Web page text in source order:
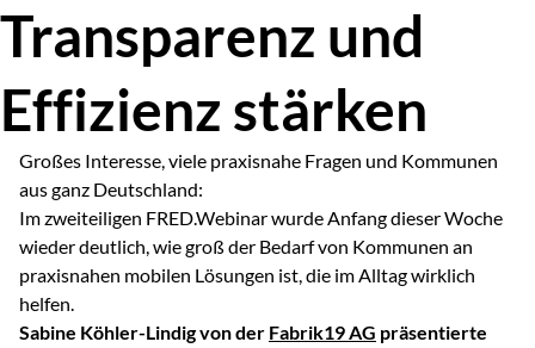
Transparenz und
Effizienz stärken
Großes Interesse, viele praxisnahe Fragen und Kommunen
aus ganz Deutschland:
Im zweiteiligen FRED.Webinar wurde Anfang dieser Woche
wieder deutlich, wie groß der Bedarf von Kommunen an
praxisnahen mobilen Lösungen ist, die im Alltag wirklich
helfen.
Sabine Köhler-Lindig von der Fabrik19 AG präsentierte